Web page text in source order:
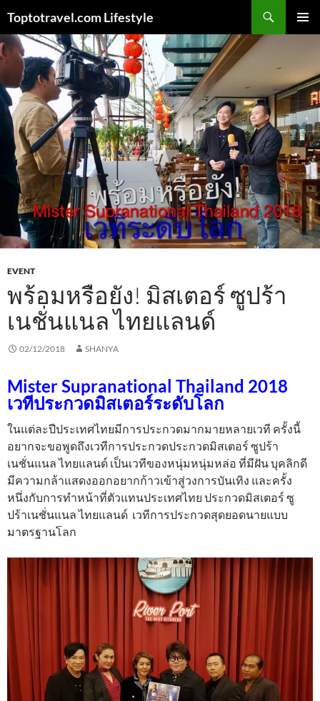
content
Toptotravel.com Lifestyle
EVENT
พร้อมหรือยัง! มิสเตอร์ ซูปร้า
เนชั่นแนล ไทยแลนด์
02/12/2018 SHANYA
Mister Supranational Thailand 2018
เวทีประกวดมิสเตอร์ระดับโลก
ในแต่ละปีประเทศไทยมีการประกวดมากมายหลายเวที ครั้งนี้
อยากจะขอพูดถึงเวทีการประกวดประกวดมิสเตอร์ ซูปร้า
เนชั่นแนล ไทยแลนด์ เป็นเวทีของหนุ่มหนุ่มหล่อ ที่มีฝัน บุคลิกดี
มีความกล้าแสดงออกอยากก้าวเข้าสู่วงการบันเทิง และครั้ง
หนึ่งกับการทำหน้าที่ตัวแทนประเทศไทย ประกวดมิสเตอร์ ซู
ปร้าเนชั่นแนล ไทยแลนด์ เวทีการประกวดสุดยอดนายแบบ
มาตรฐานโลก